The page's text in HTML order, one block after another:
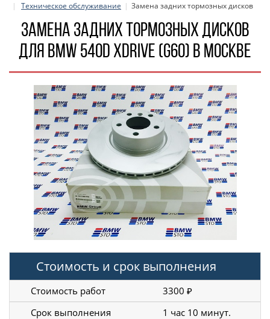
Техническое обслуживание
Замена задних тормозных дисков
Замена задних тормозных дисков
для BMW 540d xDrive (G60) в Москве
Стоимость и срок выполнения
Стоимость работ
3300 ₽
Срок выполнения
1 час 10 минут.